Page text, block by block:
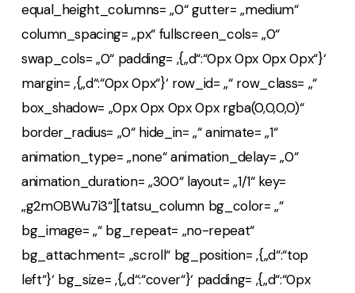
equal_height_columns= „0“ gutter= „medium“
column_spacing= „px“ fullscreen_cols= „0“
swap_cols= „0“ padding= ‚{„d“:“0px 0px 0px 0px“}‘
margin= ‚{„d“:“0px 0px“}‘ row_id= „“ row_class= „“
box_shadow= „0px 0px 0px 0px rgba(0,0,0,0)“
border_radius= „0“ hide_in= „“ animate= „1“
animation_type= „none“ animation_delay= „0“
animation_duration= „300“ layout= „1/1“ key=
„g2mOBWu7i3“][tatsu_column bg_color= „“
bg_image= „“ bg_repeat= „no-repeat“
bg_attachment= „scroll“ bg_position= ‚{„d“:“top
left“}‘ bg_size= ‚{„d“:“cover“}‘ padding= ‚{„d“:“0px